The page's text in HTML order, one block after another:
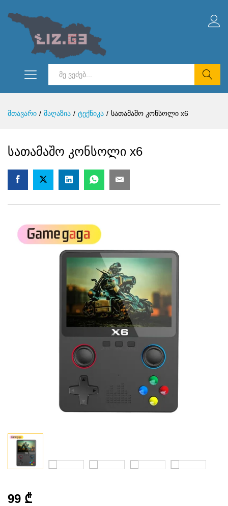
მთავარი / მაღაზია / ტექნიკა / სათამაშო კონსოლი x6
სათამაშო კონსოლი x6
99 ₾